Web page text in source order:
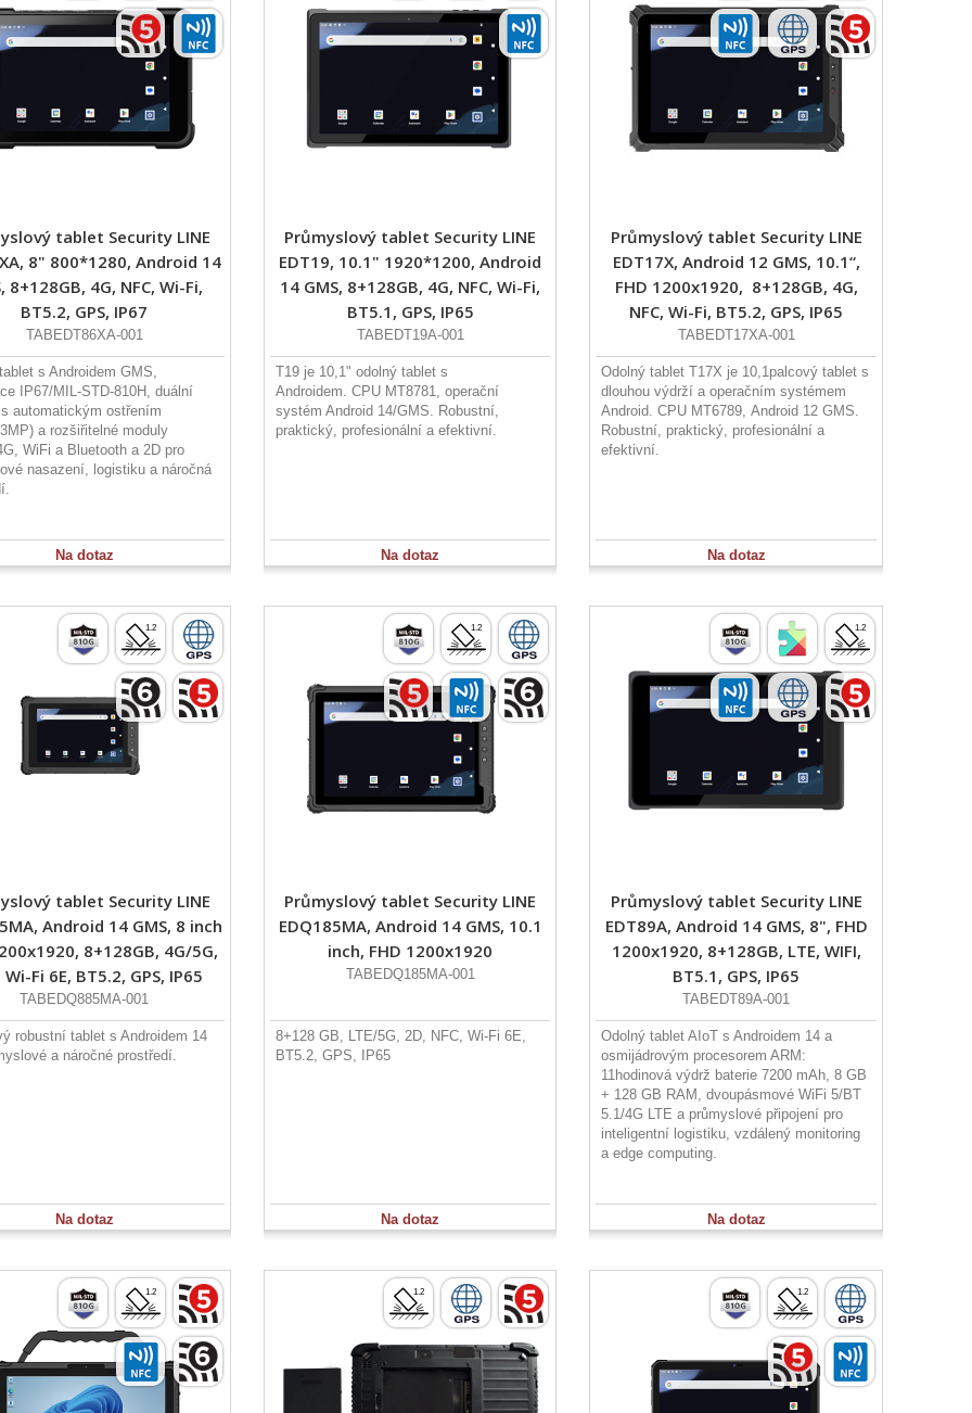
tablet Security LINE
8" 800*1280, Android 14
8+128GB, 4G, NFC, Wi-Fi,
BT5.2, GPS, IP67
TABEDT86XA-001
s Androidem GMS,
IP67/MIL-STD-810H, duální
s automatickým ostřením
a rozšiřitelné moduly
WiFi a Bluetooth a 2D pro
nasazení, logistiku a náročná
Na dotaz
Průmyslový tablet Security LINE
EDT19, 10.1" 1920*1200, Android
14 GMS, 8+128GB, 4G, NFC, Wi-Fi,
BT5.1, GPS, IP65
TABEDT19A-001
T19 je 10,1" odolný tablet s
Androidem. CPU MT8781, operační
systém Android 14/GMS. Robustní,
praktický, profesionální a efektivní.
Na dotaz
Průmyslový tablet Security LINE
EDT17X, Android 12 GMS, 10.1“,
FHD 1200x1920, 8+128GB, 4G,
NFC, Wi-Fi, BT5.2, GPS, IP65
TABEDT17XA-001
Odolný tablet T17X je 10,1palcový tablet s
dlouhou výdrží a operačním systémem
Android. CPU MT6789, Android 12 GMS.
Robustní, praktický, profesionální a
efektivní.
Na dotaz
tablet Security LINE
Android 14 GMS, 8 inch
8+128GB, 4G/5G,
Wi-Fi 6E, BT5.2, GPS, IP65
TABEDQ885MA-001
robustní tablet s Androidem 14
a náročné prostředí.
Na dotaz
Průmyslový tablet Security LINE
EDQ185MA, Android 14 GMS, 10.1
inch, FHD 1200x1920
TABEDQ185MA-001
8+128 GB, LTE/5G, 2D, NFC, Wi-Fi 6E,
BT5.2, GPS, IP65
Na dotaz
Průmyslový tablet Security LINE
EDT89A, Android 14 GMS, 8", FHD
1200x1920, 8+128GB, LTE, WIFI,
BT5.1, GPS, IP65
TABEDT89A-001
Odolný tablet AIoT s Androidem 14 a
osmijádrovým procesorem ARM:
11hodinová výdrž baterie 7200 mAh, 8 GB
+ 128 GB RAM, dvoupásmové WiFi 5/BT
5.1/4G LTE a průmyslové připojení pro
inteligentní logistiku, vzdálený monitoring
a edge computing.
Na dotaz